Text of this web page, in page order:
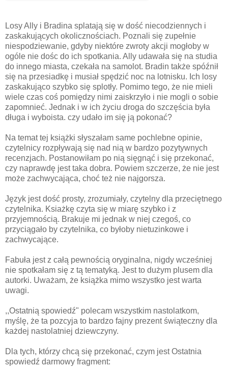
Losy Ally i Bradina splatają się w dość niecodziennych i
zaskakujących okolicznościach. Poznali się zupełnie
niespodziewanie, gdyby niektóre zwroty akcji mogłoby w
ogóle nie dośc do ich spotkania. Ally udawała się na studia
do innego miasta, czekała na samolot. Bradin także spóźnił
się na przesiadkę i musiał spędzić noc na lotnisku. Ich losy
zaskakująco szybko się splotły. Pomimo tego, że nie mieli
wiele czas coś pomiędzy nimi zaiskrzyło i nie mogli o sobie
zapomnieć. Jednak i w ich życiu droga do szczęścia była
długa i wyboista. czy udało im się ją pokonać?
Na temat tej książki słyszałam same pochlebne opinie,
czytelnicy rozpływają się nad nią w bardzo pozytywnych
recenzjach. Postanowiłam po nią sięgnąć i się przekonać,
czy naprawdę jest taka dobra. Powiem szczerze, że nie jest
może zachwycająca, choć też nie najgorsza.
Język jest dość prosty, zrozumiały, czytelny dla przeciętnego
czytelnika. Ksiażkę czyta się w miarę szybko i z
przyjemnością. Brakuje mi jednak w niej czegoś, co
przyciągało by czytelnika, co byłoby nietuzinkowe i
zachwycające.
Fabuła jest z całą pewnością oryginalna, nigdy wcześniej
nie spotkałam się z tą tematyką. Jest to dużym plusem dla
autorki. Uważam, że książka mimo wszystko jest warta
uwagi.
,,Ostatnią spowiedź" polecam wszystkim nastolatkom,
myślę, że ta pozcyja to bardzo fajny prezent świąteczny dla
każdej nastolatniej dziewczyny.
Dla tych, którzy chcą się przekonać, czym jest Ostatnia
spowiedź darmowy fragment: